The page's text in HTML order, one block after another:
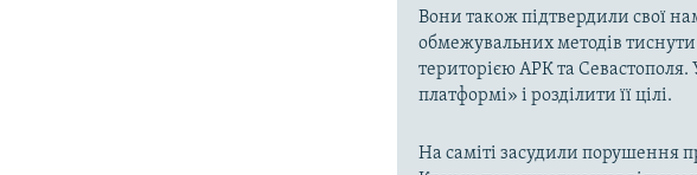
Вони також підтвердили свої
обмежувальних методів
територією АРК та
платформі» і розділити її цілі.
На саміті засудили порушення